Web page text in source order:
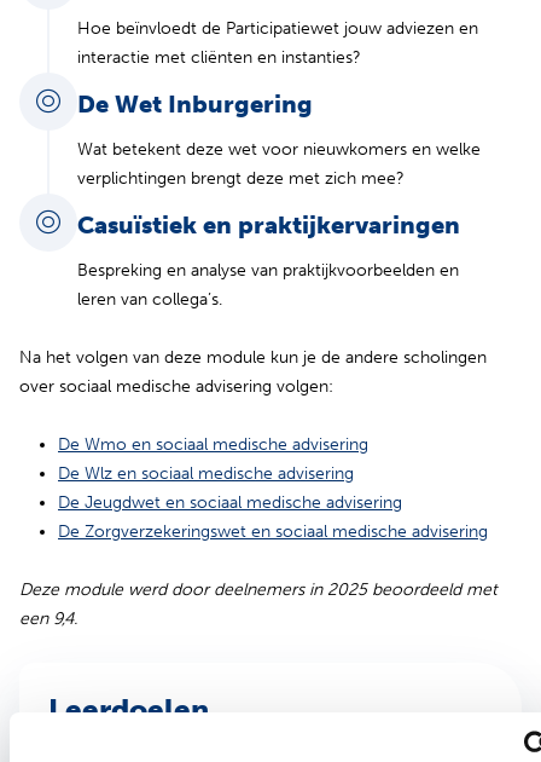
Hoe beïnvloedt de Participatiewet jouw adviezen en
interactie met cliënten en instanties?
De Wet Inburgering
Wat betekent deze wet voor nieuwkomers en welke
verplichtingen brengt deze met zich mee?
Casuïstiek en praktijkervaringen
Bespreking en analyse van praktijkvoorbeelden en
leren van collega’s.
Na het volgen van deze module kun je de andere scholingen
over sociaal medische advisering volgen:
De Wmo en sociaal medische advisering
De Wlz en sociaal medische advisering
De Jeugdwet en sociaal medische advisering
De Zorgverzekeringswet en sociaal medische advisering
Deze module werd door deelnemers in 2025 beoordeeld met
een 9,4.
Leerdoelen